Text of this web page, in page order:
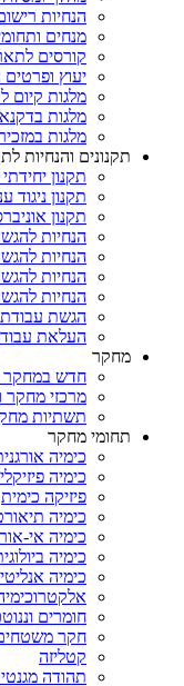
הנחיות
מנחים
קורסים
יעוץ ופרטים
מלגות קיום
מלגות
מלגות
תקנונים והנחיות
תקנון
תקנון ניגוד
תקנון
הנחיות
הנחיות
הנחיות
הנחיות
הגשת
העלאת
מחקר
חדש במחקר
מרכזי מחקר
תשתיות
תחומי מחקר
כימיה
כימיה
פיזיקה כימית
כימיה
כימיה אי-
כימיה
כימיה
חומרים
חקר
קטליזה
תהודה